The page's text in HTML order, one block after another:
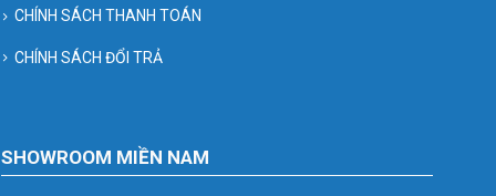
CHÍNH SÁCH THANH TOÁN
CHÍNH SÁCH ĐỔI TRẢ
SHOWROOM MIỀN NAM